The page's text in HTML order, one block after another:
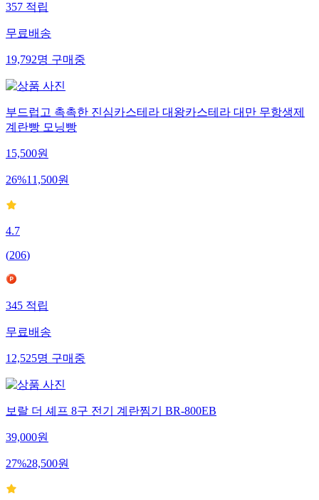
357적립
무료배송
19,792명구매중
부드럽고 촉촉한 진심카스테라 대왕카스테라 대만 무항생제
계란빵 모닝빵
15,500원
26%11,500원
4.7
(206)
345적립
무료배송
12,525명구매중
보랄 더 셰프 8구 전기 계란찜기 BR-800EB
39,000원
27%28,500원